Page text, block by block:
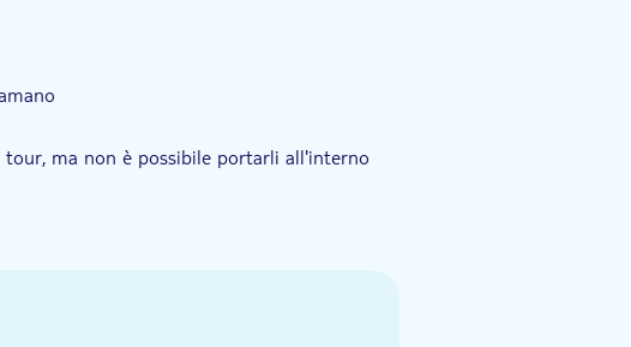
ma non è possibile portarli all'interno
prova del pagamento della quota di